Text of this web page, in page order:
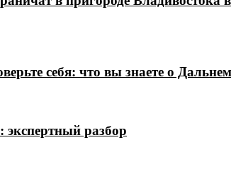
себя: что вы знаете о
разбор